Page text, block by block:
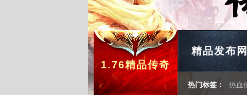
1.76精品传奇
精品发布网
热门标签： 热血